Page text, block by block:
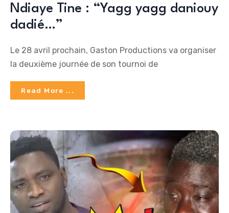
Ndiaye Tine : “Yagg yagg daniouy
dadié…”
Le 28 avril prochain, Gaston Productions va organiser
la deuxième journée de son tournoi de
Read More ...